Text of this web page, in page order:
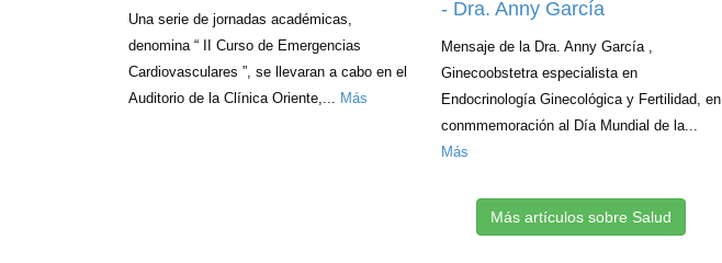
Una serie de jornadas académicas,
denomina “ II Curso de Emergencias
Cardiovasculares ”, se llevaran a cabo en el
Auditorio de la Clínica Oriente,... Más
- Dra. Anny García
Mensaje de la Dra. Anny García ,
Ginecoobstetra especialista en
Endocrinología Ginecológica y Fertilidad, en
conmmemoración al Día Mundial de la...
Más
Más artículos sobre Salud